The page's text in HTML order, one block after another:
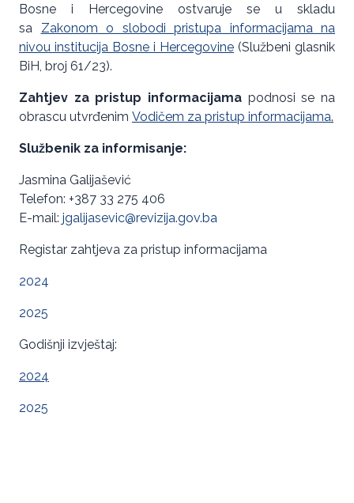
Bosne i Hercegovine ostvaruje se u skladu
sa Zakonom o slobodi pristupa informacijama na
nivou institucija Bosne i Hercegovine (Službeni glasnik
BiH, broj 61/23).
Zahtjev za pristup informacijama podnosi se na
obrascu utvrđenim Vodičem za pristup informacijama.
Službenik za informisanje:
Jasmina Galijašević
Telefon: +387 33 275 406
E-mail: jgalijasevic@revizija.gov.ba
Registar zahtjeva za pristup informacijama
2024
2025
Godišnji izvještaj:
2024
2025